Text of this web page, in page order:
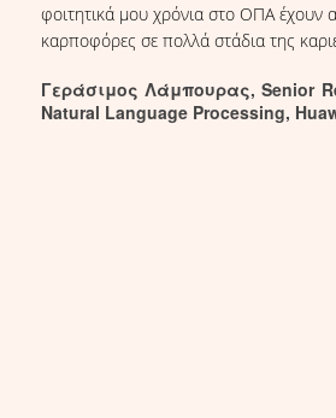
φοιτητικά μου χρόνια στο ΟΠΑ έχουν
καρποφόρες σε πολλά στάδια της
Γεράσιμος Λάμπουρας, Senior
Natural Language Processing,